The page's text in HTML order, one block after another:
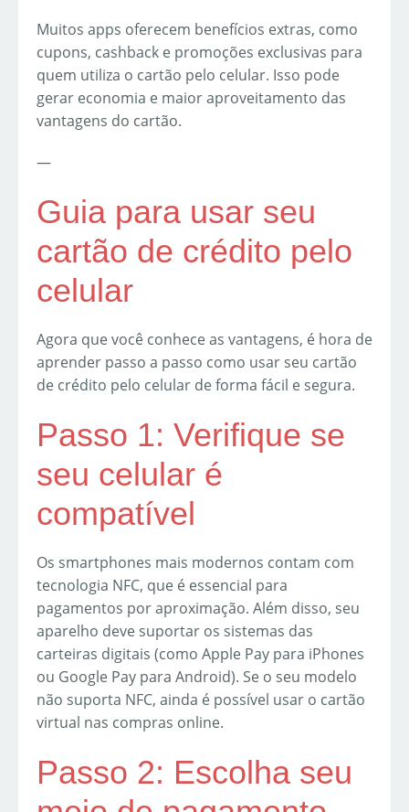
Muitos apps oferecem benefícios extras, como
cupons, cashback e promoções exclusivas para
quem utiliza o cartão pelo celular. Isso pode
gerar economia e maior aproveitamento das
vantagens do cartão.
—
Guia para usar seu
cartão de crédito pelo
celular
Agora que você conhece as vantagens, é hora de
aprender passo a passo como usar seu cartão
de crédito pelo celular de forma fácil e segura.
Passo 1: Verifique se
seu celular é
compatível
Os smartphones mais modernos contam com
tecnologia NFC, que é essencial para
pagamentos por aproximação. Além disso, seu
aparelho deve suportar os sistemas das
carteiras digitais (como Apple Pay para iPhones
ou Google Pay para Android). Se o seu modelo
não suporta NFC, ainda é possível usar o cartão
virtual nas compras online.
Passo 2: Escolha seu